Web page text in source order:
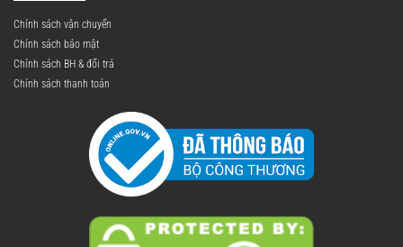
Chính sách vận chuyển
Chính sách bảo mật
Chính sách BH & đổi trả
Chính sách thanh toán